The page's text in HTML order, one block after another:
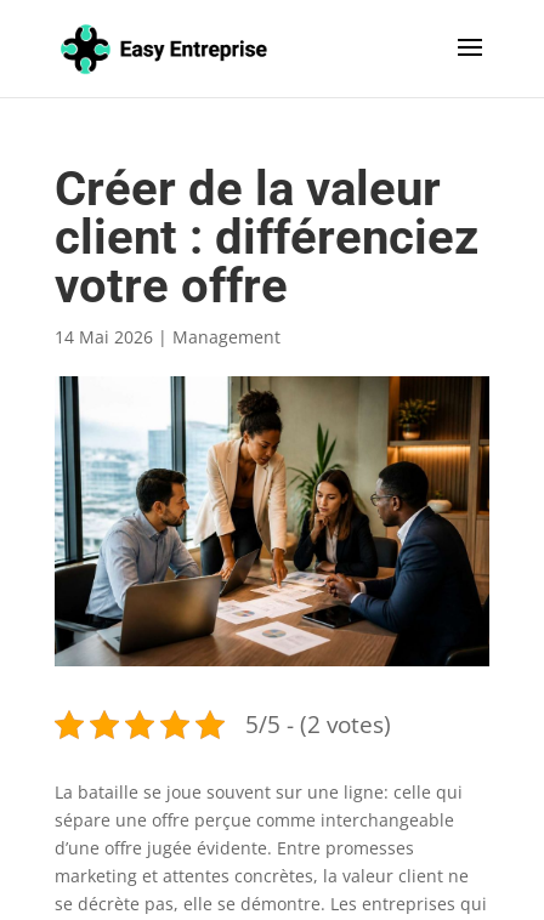
Créer de la valeur
client : différenciez
votre offre
14 Mai 2026| Management
5/5 - (2 votes)
La bataille se joue souvent sur une ligne: celle qui
sépare une offre perçue comme interchangeable
d’une offre jugée évidente. Entre promesses
marketing et attentes concrètes, la valeur client ne
se décrète pas, elle se démontre. Les entreprises qui